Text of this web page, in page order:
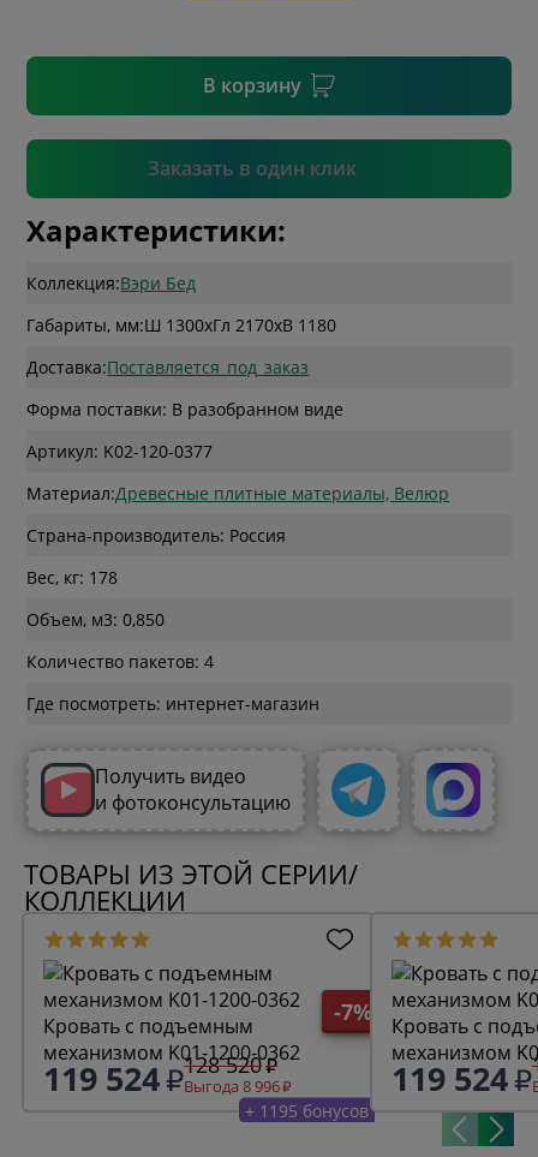
В корзину
Заказать в один клик
Подтвердить
Характеристики:
Коллекция:Вэри Бед
Габариты, мм:Ш 1300xГл 2170xВ 1180
Доставка:Поставляется_под_заказ
Форма поставки: В разобранном виде
Артикул: K02-120-0377
Материал:Древесные плитные материалы, Велюр
Страна-производитель: Россия
Вес, кг: 178
Объем, м3: 0,850
Количество пакетов: 4
Где посмотреть: интернет-магазин
Получить видео
и фотоконсультацию
ТОВАРЫ ИЗ ЭТОЙ СЕРИИ/
КОЛЛЕКЦИИ
-7%
Кровать с подъемным
механизмом K01-1200-0362
119 524 128 520
Выгода 8 996
+ 1195 бонусов
Кровать с
механизмом
119 524